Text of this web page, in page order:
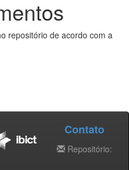
repositório de acordo com a
Contato
Repositório: